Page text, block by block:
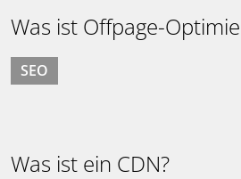
Was ist Offpage-
SEO
Was ist ein CDN?